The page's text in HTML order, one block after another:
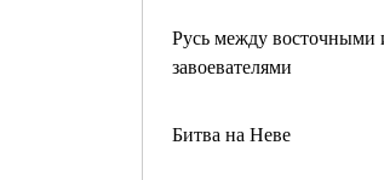
Русь между восточными
завоевателями
Битва на Неве